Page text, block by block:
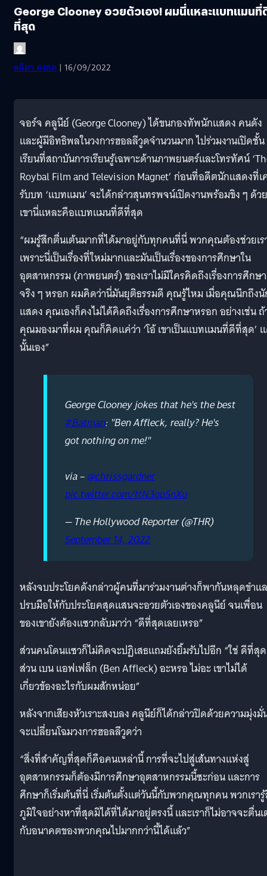
George Clooney อวยตัวเอง! ผมนี่แหละแบทแมนที่
ที่สุด
ลลิตา คงสด | 16/09/2022
จอร์จ คลูนีย์ (George Clooney) ได้ขนกองทัพนักแสดง คนดัง
และผู้มีอิทธิพลในวงการฮอลลีวูดจำนวนมาก ไปร่วมงานเปิดชั้น
เรียนที่สถาบันการเรียนรู้เฉพาะด้านภาพยนตร์และโทรทัศน์
Roybal Film and Television Magnet’ ก่อนที่อดีตนักแสดงที่เ
รับบท ‘แบทแมน’ จะได้กล่าวสุนทรพจน์เปิดงานพร้อมขิง ๆ ด้ว
เขานี่แหละคือแบทแมนที่ดีที่สุด
“ผมรู้สึกตื่นเต้นมากที่ได้มาอยู่กับทุกคนที่นี่ พวกคุณต้องช่วยเร
เพราะนี่เป็นเรื่องที่ใหม่มากและมันเป็นเรื่องของการศึกษาใน
อุตสาหกรรม (ภาพยนตร์) ของเราไม่มีใครคิดถึงเรื่องการศึกษา
จริง ๆ หรอก ผมคิดว่านี่มันยุติธรรมดี คุณรู้ไหม เมื่อคุณนึกถึง
แสดง คุณเองก็คงไม่ได้คิดถึงเรื่องการศึกษาหรอก อย่างเช่น ถ้
คุณมองมาที่ผม คุณก็คิดแค่ว่า ‘โอ้ เขาเป็นแบทแมนที่ดีที่สุด’
นั้นเอง”
George Clooney jokes that he's the best
#Batman: "Ben Affleck, really? He's
got nothing on me!"
via –@chrissgardner
pic.twitter.com/ttN3qpSnXu
— The Hollywood Reporter (@THR)
September 14, 2022
หลังจบประโยคดังกล่าวผู้คนที่มาร่วมงานต่างก็พากันหลุดขำแ
ปรบมือให้กับประโยคสุดแสนจะอวยตัวเองของคลูนีย์ จนเพื่อน
ของเขายังต้องแซวกลับมาว่า “ดีที่สุดเลยเหรอ”
ส่วนคนโดนแซวก็ไม่คิดจะปฏิเสธแถมยังยิ้มรับไปอีก “ใช่ ดีที่สุด
ส่วน เบน แอฟเฟล็ก (Ben Affleck) อะหรอ ไม่อะ เขาไม่ได้
เกี่ยวข้องอะไรกับผมสักหน่อย”
หลังจากเสียงหัวเราะสงบลง คลูนีย์ก็ได้กล่าวปิดด้วยความมุ่ง
จะเปลี่ยนโฉมวงการฮอลลีวูดว่า
“สิ่งที่สำคัญที่สุดก็คือคนเหล่านี้ การที่จะไปสู่เส้นทางแห่งสู่
อุตสาหกรรมก็ต้องมีการศึกษาอุตสาหกรรมนี้ซะก่อน และการ
ศึกษาก็เริ่มต้นที่นี่ เริ่มต้นตั้งแต่วันนี้กับพวกคุณทุกคน พวกเรา
ภูมิใจอย่างหาที่สุดมิได้ที่ได้มาอยู่ตรงนี้ และเราก็ไม่อาจจะตื่น
กับอนาคตของพวกคุณไปมากกว่านี้ได้แล้ว”